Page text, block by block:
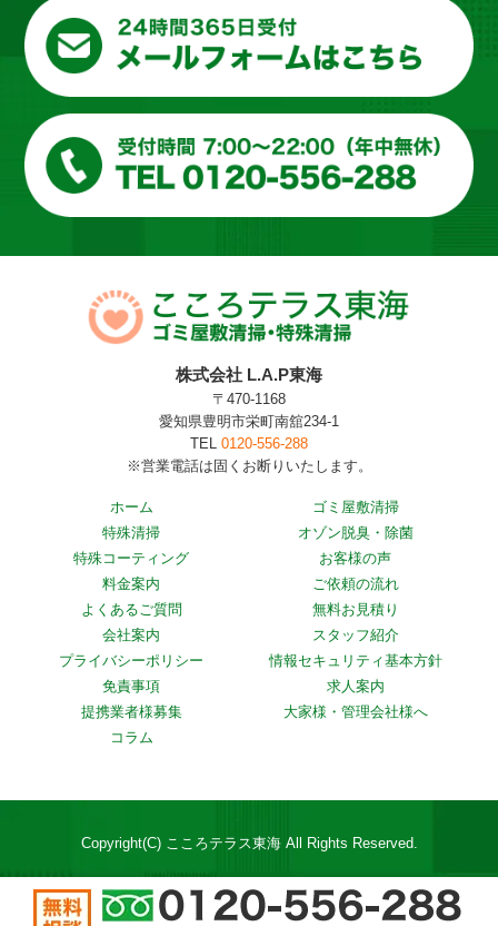
株式会社 L.A.P東海
〒470-1168
愛知県豊明市栄町南舘234-1
TEL 0120-556-288
※営業電話は固くお断りいたします。
ホーム
ゴミ屋敷清掃
特殊清掃
オゾン脱臭・除菌
特殊コーティング
お客様の声
料金案内
ご依頼の流れ
よくあるご質問
無料お見積り
会社案内
スタッフ紹介
プライバシーポリシー
情報セキュリティ基本方針
免責事項
求人案内
提携業者様募集
大家様・管理会社様へ
コラム
Copyright(C) こころテラス東海 All Rights Reserved.